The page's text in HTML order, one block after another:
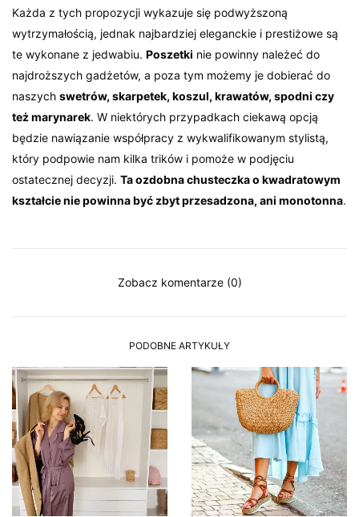
Każda z tych propozycji wykazuje się podwyższoną
wytrzymałością, jednak najbardziej eleganckie i prestiżowe są
te wykonane z jedwabiu.Poszetki nie powinny należeć do
najdroższych gadżetów, a poza tym możemy je dobierać do
naszychswetrów, skarpetek, koszul, krawatów, spodni czy
też marynarek. W niektórych przypadkach ciekawą opcją
będzie nawiązanie współpracy z wykwalifikowanym stylistą,
który podpowie nam kilka trików i pomoże w podjęciu
ostatecznej decyzji.Ta ozdobna chusteczka o kwadratowym
kształcie nie powinna być zbyt przesadzona, ani monotonna.
Zobacz komentarze (0)
PODOBNE ARTYKUŁY